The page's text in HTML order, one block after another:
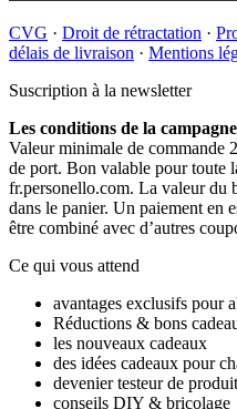
CVG · Droit de rétractation ·
délais de livraison · Mentions
Suscription à la newsletter
Les conditions de la
Valeur minimale de commande
de port. Bon valable pour toute
fr.personello.com. La valeur du
dans le panier. Un paiement en
être combiné avec d’autres
Ce qui vous attend
avantages exclusifs pour
Réductions & bons
les nouveaux cadeaux
des idées cadeaux pour
devenier testeur de
conseils DIY & bricolage